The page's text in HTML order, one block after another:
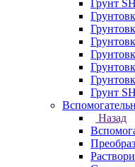
Грунт
Грунт
Назад